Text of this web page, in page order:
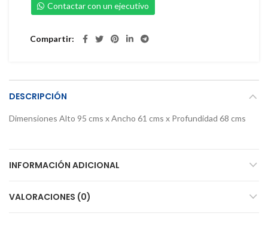
Contactar con un ejecutivo
Compartir
DESCRIPCIÓN
Dimensiones Alto 95 cms x Ancho 61 cms x Profundidad 68 cms
INFORMACIÓN ADICIONAL
VALORACIONES (0)